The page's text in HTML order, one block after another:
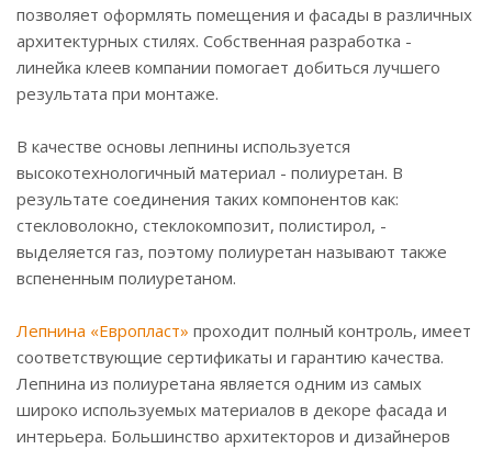
позволяет оформлять помещения и фасады в различных
архитектурных стилях. Собственная разработка -
линейка клеев компании помогает добиться лучшего
результата при монтаже.
В качестве основы лепнины используется
высокотехнологичный материал - полиуретан. В
результате соединения таких компонентов как:
стекловолокно, стеклокомпозит, полистирол, -
выделяется газ, поэтому полиуретан называют также
вспененным полиуретаном.
Лепнина «Европласт» проходит полный контроль, имеет
соответствующие сертификаты и гарантию качества.
Лепнина из полиуретана является одним из самых
широко используемых материалов в декоре фасада и
интерьера. Большинство архитекторов и дизайнеров